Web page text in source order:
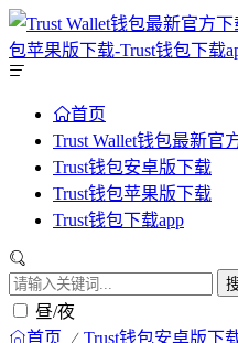
首页
Trust Wallet钱包最新官
Trust钱包安卓版下载
Trust钱包苹果版下载
Trust钱包下载app
昼/夜
首页 Trust钱包安卓版下